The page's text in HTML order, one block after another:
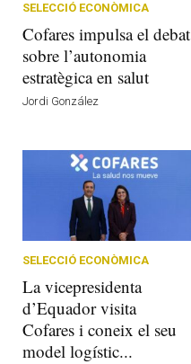
SELECCIÓ ECONÒMICA
Cofares impulsa el debat
sobre l’autonomia
estratègica en salut
Jordi González
SELECCIÓ ECONÒMICA
La vicepresidenta
d’Equador visita
Cofares i coneix el seu
model logístic...